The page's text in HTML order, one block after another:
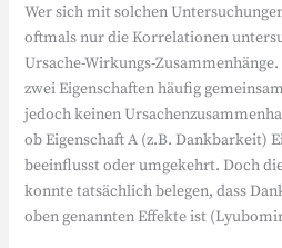
Wer sich mit solchen
oftmals nur die Korrelationen
Ursache-Wirkungs-
zwei Eigenschaften häufig
jedoch keinen
ob Eigenschaft A (z.B. Dankbarkeit)
beeinflusst oder umgekehrt. Doch
konnte tatsächlich belegen, dass
oben genannten Effekte ist